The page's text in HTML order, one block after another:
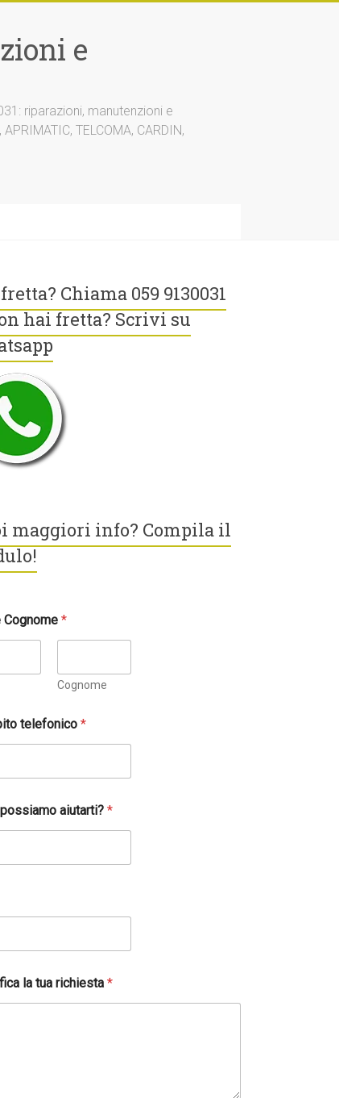
e
riparazioni, manutenzioni e
TELCOMA, CARDIN,
Chiama 059 9130031
hai fretta? Scrivi su
maggiori info? Compila il
Cognome*
Cognome
telefonico*
aiutarti?*
la tua richiesta*